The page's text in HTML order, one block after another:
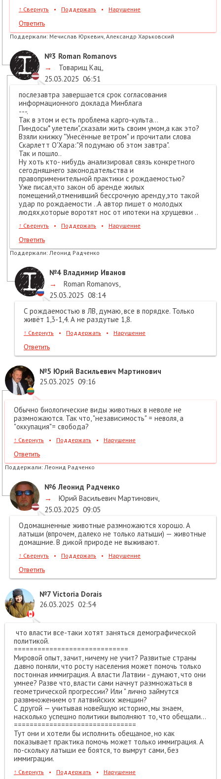
↑ Свернуть • Поддержать • Нарушение
Ответить
Поддержали: Мечислав Юркевич, Александр Харьковский
№3 Roman Romanovs
→
Товарищ Кац
25.03.2025 06:51
послезавтра завершается срок согласования
информационного доклада Минблага
---.
Так в этом и есть проблема карго-культа...
Пиндосы* улетели",сказали жить своим умом,а как это?
Взяли книжку "Унесённые ветром" и прочитали слова
Скарлетт О'Хара:"Я подумаю об этом завтра".
Так и пошло..
Ну хоть кто- нибудь анализировал связь конкретного
сегодняшнего законодательства и
правоприменительной практики с рождаемостью?
Уже писал,что закон об аренде жилых
помещений,отменивший бессрочную аренду,это такой
удар по рождаемости ..А автор пишет о молодых
людях,которые воротят нос от ипотеки на хрущевки ..
↑ Свернуть • Поддержать • Нарушение
Ответить
Поддержали: Леонид Радченко
№4 Владимир Иванов
→
Roman Romanovs
25.03.2025 08:14
С рождаемостью в ЛВ, думаю, все в порядке. Только
живёт 1,3-1,4. А не раздутые 1,8.
↑ Свернуть • Поддержать • Нарушение
Ответить
№5 Юрий Васильевич Мартинович
25.03.2025 09:16
Обычно биологические виды животных в неволе не
размножаются. Так что, "независимость" = неволя, а
"оккупация"= свобода?
↑ Свернуть • Поддержать • Нарушение
Ответить
Поддержали: Леонид Радченко
№6 Леонид Радченко
→
Юрий Васильевич Мартинович
25.03.2025 09:05
Одомашненные животные размножаются хорошо. А
латыши (впрочем, далеко не только латыши) — животные
домашние. В дикой природе не выживают.
↑ Свернуть • Поддержать • Нарушение
Ответить
№7 Victoria Dorais
26.03.2025 02:54
что власти все-таки хотят заняться демографической
политикой.
=============================
Мировой опыт, зачит, ничему не учит? Развитые страны
давно поняли, что росту населения может помочь только
постонная иммиграция. А власти Латвии - думают, что они
умнее? Разве что, власти сами начнут размножаться в
геометрической прогрессии? Или " лично займутся
развмножением от латвийских женщин?
С другой — учитывая новейшую историю, мы знаем,
насколько успешно политики выполняют то, что обещали…
===============================
Тут они и хотели бы исполнить обещаное, но как
показывает практика помочь может только иммиграция. А
по-скольку латыши ее боятся, то вымрут сами, без
иммиграции.
↑ Свернуть • Поддержать • Нарушение